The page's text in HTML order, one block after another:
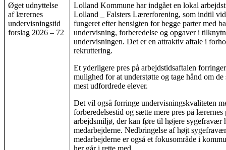
Øget udnyttelse
af lærernes
undervisningstid
forslag 2026 – 72
Lolland Kommune har indgået en lokal
Lolland _ Falsters Lærerforening, som indtil
fungeret efter hensigten for begge parter med
undervisning, forberedelse og opgaver i
undervisningen. Det er en attraktiv aftale i
rekruttering.
Et yderligere pres på arbejdstidsaftalen
mulighed for at understøtte og tage hånd om de
mest udfordrede elever.
Det vil også forringe undervisningskvaliteten
forberedelsestid og sætte mere pres på lærernes
arbejdsmiljø, der kan føre til højere sygefravær
medarbejderne. Nedbringelse af højt
medarbejderne er også et fokusområde i
her går i rette med.